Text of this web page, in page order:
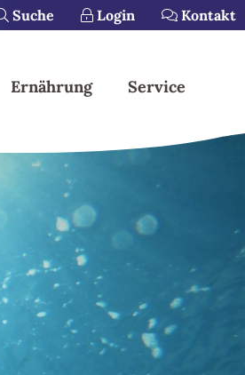
Suche Login Kontakt
Ernährung Service